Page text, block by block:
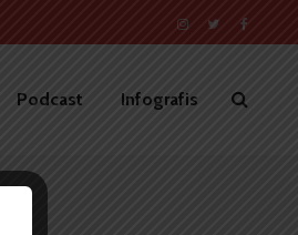
Podcast Infografis